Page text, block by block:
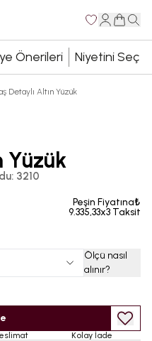
Önerileri Niyetini Seç
Detaylı Altın Yüzük
Yüzük
: 3210
Peşin Fiyatına₺
9.335,33x3 Taksit
Ölçü nasıl
alınır?
Kolay İade